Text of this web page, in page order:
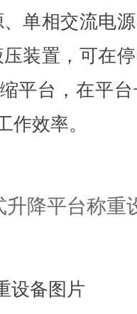
单相交流电
装置，可在
平台，在平
作效率。
备图片